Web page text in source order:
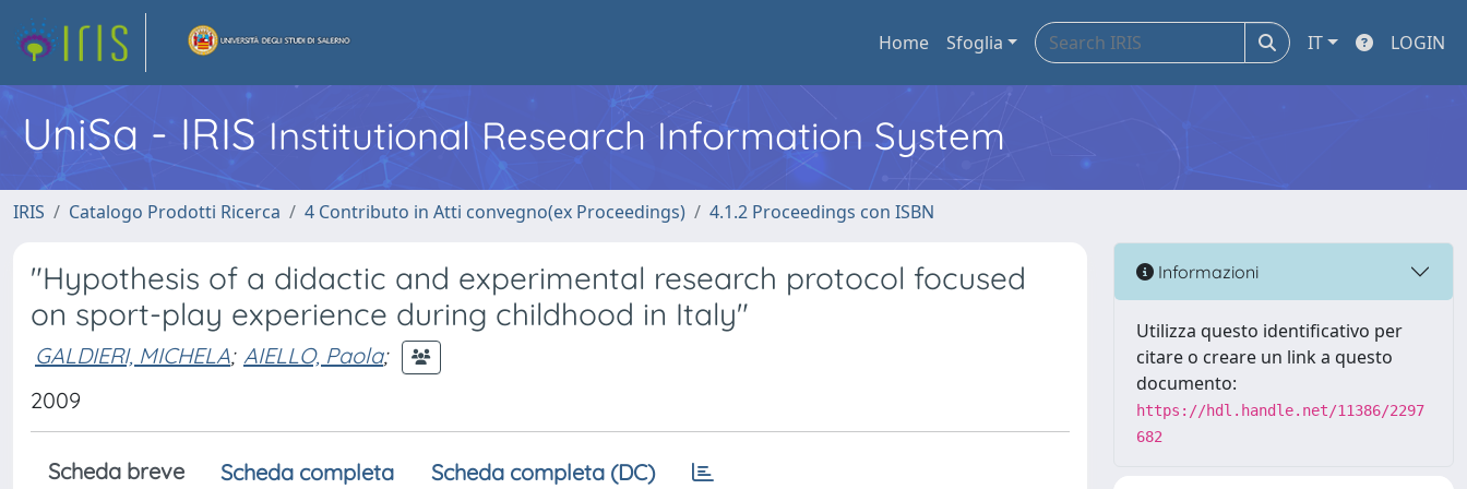
Home Sfoglia IT LOGIN
UniSa - IRIS Institutional Research Information System
IRIS Catalogo Prodotti Ricerca 4 Contributo in Atti convegno(ex Proceedings) 4.1.2 Proceedings con ISBN
"Hypothesis of a didactic and experimental research protocol focused
on sport-play experience during childhood in Italy"
GALDIERI, MICHELA; AIELLO, Paola;
2009
Scheda breve Scheda completa Scheda completa (DC)
Informazioni
Utilizza questo identificativo per
citare o creare un link a questo
documento:
https://hdl.handle.net/11386/2297
682